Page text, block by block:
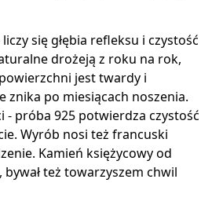
się głębia refleksu i czystość
drożeją z roku na rok,
jest twardy i
znika po miesiącach noszenia.
próba 925 potwierdza czystość
Wyrób nosi też francuski
Kamień księżycowy od
też towarzyszem chwil